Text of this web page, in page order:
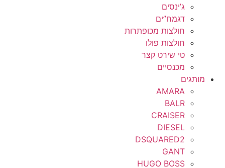
ג’ינסים
דגמח”ים
חולצות מכופתרות
חולצות פולו
טי שירט קצר
מכנסיים
מותגים
AMARA
BALR
CRAISER
DIESEL
DSQUARED2
GANT
HUGO BOSS